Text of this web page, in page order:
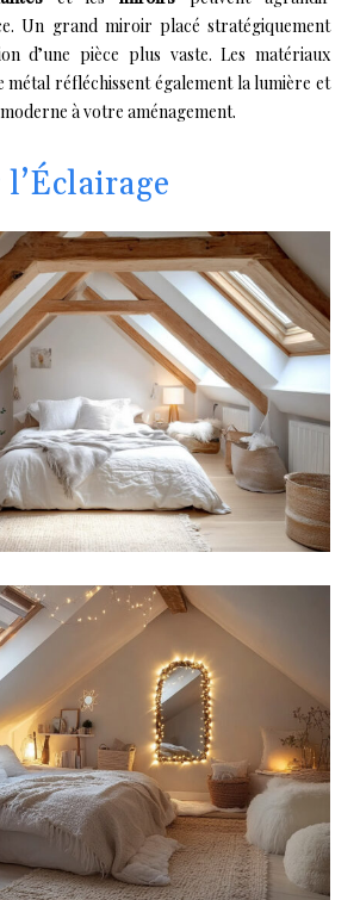
Un grand miroir placé stratégiquement
d’une pièce plus vaste. Les matériaux
métal réfléchissent également la lumière et
à votre aménagement.